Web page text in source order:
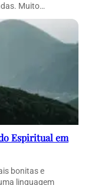
Muito…
Espiritual em
bonitas e
linguagem